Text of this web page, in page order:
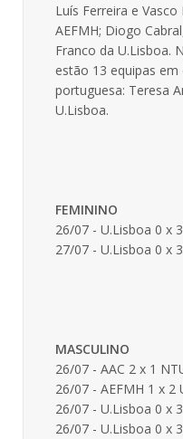
Luís Ferreira e
AEFMH; Diogo
Franco da U.Lisboa.
estão 13 equipas
portuguesa: Teresa
U.Lisboa.
FEMININO
26/07 - U.Lisboa 0 x
27/07 - U.Lisboa 0 x
MASCULINO
26/07 - AAC 2 x 1
26/07 - AEFMH 1 x 2
26/07 - U.Lisboa 0 x
26/07 - U.Lisboa 0 x